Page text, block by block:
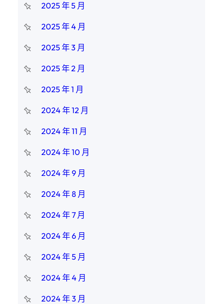
2025 年 5 月
2025 年 4 月
2025 年 3 月
2025 年 2 月
2025 年 1 月
2024 年 12 月
2024 年 11 月
2024 年 10 月
2024 年 9 月
2024 年 8 月
2024 年 7 月
2024 年 6 月
2024 年 5 月
2024 年 4 月
2024 年 3 月